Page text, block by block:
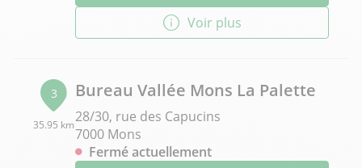
Voir plus
3
35.95 km
Bureau Vallée Mons La Palette
28/30, rue des Capucins
7000 Mons
Fermé actuellement